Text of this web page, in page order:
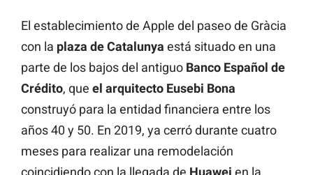
El establecimiento de Apple del paseo de Gràcia
con la plaza de Catalunya está situado en una
parte de los bajos del antiguo Banco Español de
Crédito, que el arquitecto Eusebi Bona
construyó para la entidad financiera entre los
años 40 y 50. En 2019, ya cerró durante cuatro
meses para realizar una remodelación
coincidiendo con la llegada de Huawei en la